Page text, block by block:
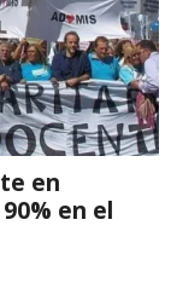
en
en el